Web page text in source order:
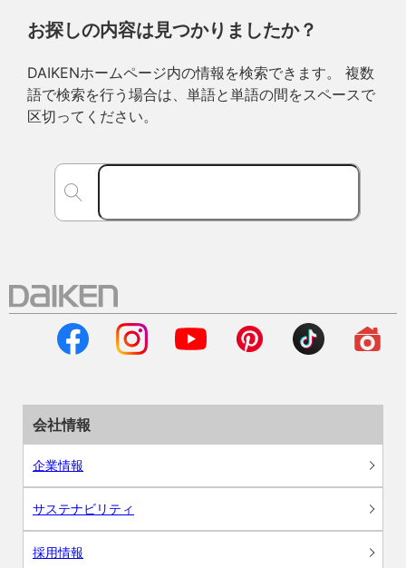
お探しの内容は見つかりましたか？
DAIKENホームページ内の情報を検索できます。 複数
語で検索を行う場合は、単語と単語の間をスペースで
区切ってください。
会社情報
企業情報
サステナビリティ
採用情報